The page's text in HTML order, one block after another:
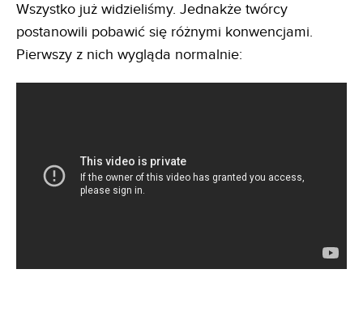
Wszystko już widzieliśmy. Jednakże twórcy
postanowili pobawić się różnymi konwencjami.
Pierwszy z nich wygląda normalnie: